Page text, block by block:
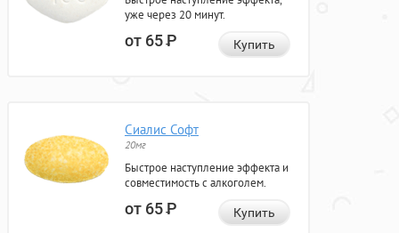
уже через 20 минут.
от 65Р Купить
Сиалис Софт
20мг
Быстрое наступление эффекта и
совместимость с алкоголем.
от 65Р Купить